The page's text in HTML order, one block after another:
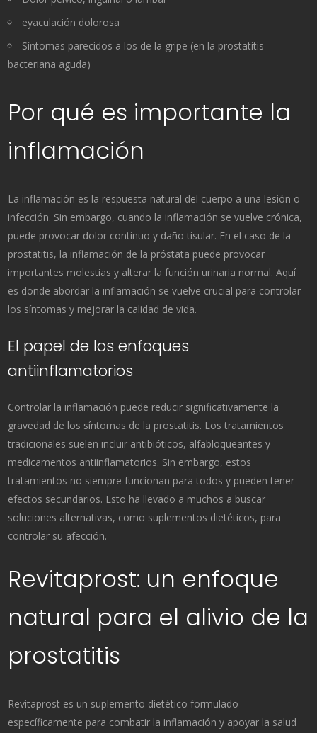
eyaculación dolorosa
Síntomas parecidos a los de la gripe (en la prostatitis
bacteriana aguda)
Por qué es importante la
inflamación
La inflamación es la respuesta natural del cuerpo a una lesión o
infección. Sin embargo, cuando la inflamación se vuelve crónica,
puede provocar dolor continuo y daño tisular. En el caso de la
prostatitis, la inflamación de la próstata puede provocar
importantes molestias y alterar la función urinaria normal. Aquí
es donde abordar la inflamación se vuelve crucial para controlar
los síntomas y mejorar la calidad de vida.
El papel de los enfoques
antiinflamatorios
Controlar la inflamación puede reducir significativamente la
gravedad de los síntomas de la prostatitis. Los tratamientos
tradicionales suelen incluir antibióticos, alfabloqueantes y
medicamentos antiinflamatorios. Sin embargo, estos
tratamientos no siempre funcionan para todos y pueden tener
efectos secundarios. Esto ha llevado a muchos a buscar
soluciones alternativas, como suplementos dietéticos, para
controlar su afección.
Revitaprost: un enfoque
natural para el alivio de la
prostatitis
Revitaprost es un suplemento dietético formulado
específicamente para combatir la inflamación y apoyar la salud